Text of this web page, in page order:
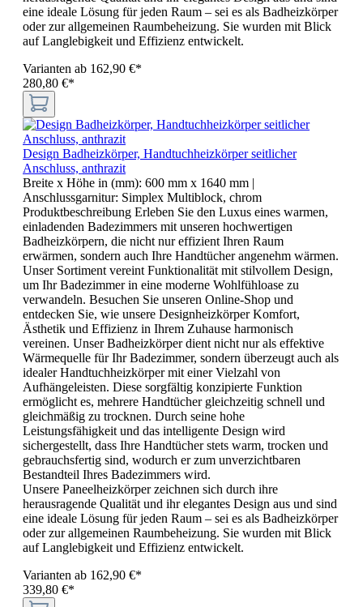
eine ideale Lösung für jeden Raum – sei es als Badheizkörper
oder zur allgemeinen Raumbeheizung. Sie wurden mit Blick
auf Langlebigkeit und Effizienz entwickelt.
Varianten ab 162,90 €*
280,80 €*
Design Badheizkörper, Handtuchheizkörper seitlicher
Anschluss, anthrazit
Breite x Höhe in (mm): 600 mm x 1640 mm |
Anschlussgarnitur: Simplex Multiblock, chrom
Produktbeschreibung Erleben Sie den Luxus eines warmen,
einladenden Badezimmers mit unseren hochwertigen
Badheizkörpern, die nicht nur effizient Ihren Raum
erwärmen, sondern auch Ihre Handtücher angenehm wärmen.
Unser Sortiment vereint Funktionalität mit stilvollem Design,
um Ihr Badezimmer in eine moderne Wohlfühloase zu
verwandeln. Besuchen Sie unseren Online-Shop und
entdecken Sie, wie unsere Designheizkörper Komfort,
Ästhetik und Effizienz in Ihrem Zuhause harmonisch
vereinen. Unser Badheizkörper dient nicht nur als effektive
Wärmequelle für Ihr Badezimmer, sondern überzeugt auch als
idealer Handtuchheizkörper mit einer Vielzahl von
Aufhängeleisten. Diese sorgfältig konzipierte Funktion
ermöglicht es, mehrere Handtücher gleichzeitig schnell und
gleichmäßig zu trocknen. Durch seine hohe
Leistungsfähigkeit und das intelligente Design wird
sichergestellt, dass Ihre Handtücher stets warm, trocken und
gebrauchsfertig sind, wodurch er zum unverzichtbaren
Bestandteil Ihres Badezimmers wird.
Unsere Paneelheizkörper zeichnen sich durch ihre
herausragende Qualität und ihr elegantes Design aus und sind
eine ideale Lösung für jeden Raum – sei es als Badheizkörper
oder zur allgemeinen Raumbeheizung. Sie wurden mit Blick
auf Langlebigkeit und Effizienz entwickelt.
Varianten ab 162,90 €*
339,80 €*